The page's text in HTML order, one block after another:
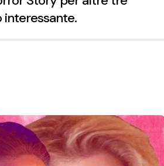
interessante.